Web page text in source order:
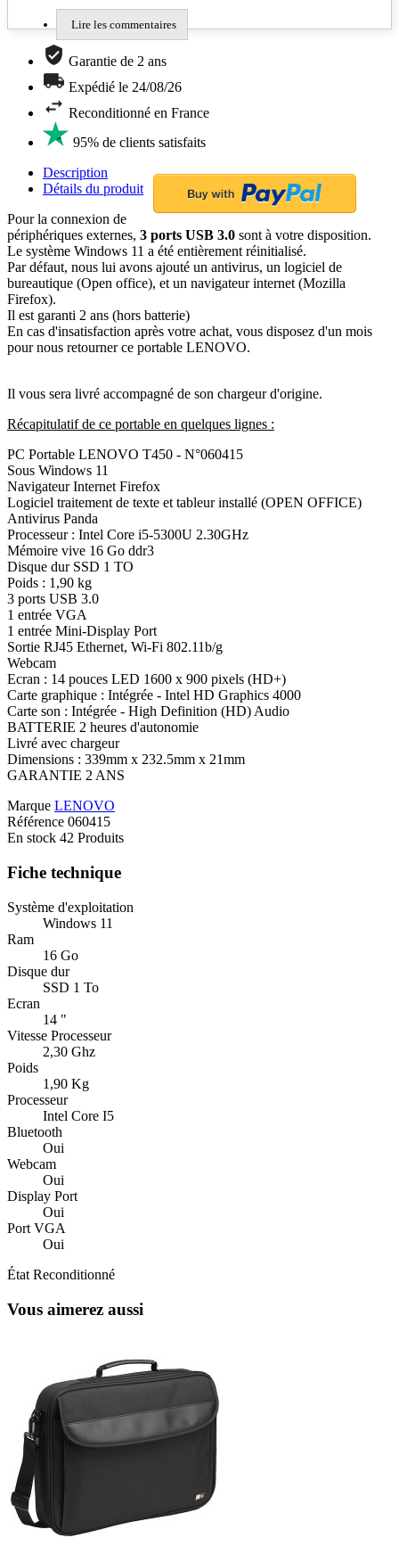
Lire les commentaires
Garantie de 2 ans
Expédié le 24/08/26
Reconditionné en France
95% de clients satisfaits
Description
Détails du produit
Pour la connexion de
périphériques externes, 3 ports USB 3.0 sont à votre disposition.
Le système Windows 11 a été entièrement réinitialisé.
Par défaut, nous lui avons ajouté un antivirus, un logiciel de
bureautique (Open office), et un navigateur internet (Mozilla
Firefox).
Il est garanti 2 ans (hors batterie)
En cas d'insatisfaction après votre achat, vous disposez d'un mois
pour nous retourner ce portable LENOVO.
Il vous sera livré accompagné de son chargeur d'origine.
Récapitulatif de ce portable en quelques lignes :
PC Portable LENOVO T450 - N°060415
Sous Windows 11
Navigateur Internet Firefox
Logiciel traitement de texte et tableur installé (OPEN OFFICE)
Antivirus Panda
Processeur : Intel Core i5-5300U 2.30GHz
Mémoire vive 16 Go ddr3
Disque dur SSD 1 TO
Poids : 1,90 kg
3 ports USB 3.0
1 entrée VGA
1 entrée Mini-Display Port
Sortie RJ45 Ethernet, Wi-Fi 802.11b/g
Webcam
Ecran : 14 pouces LED 1600 x 900 pixels (HD+)
Carte graphique : Intégrée - Intel HD Graphics 4000
Carte son : Intégrée - High Definition (HD) Audio
BATTERIE 2 heures d'autonomie
Livré avec chargeur
Dimensions : 339mm x 232.5mm x 21mm
GARANTIE 2 ANS
Marque LENOVO
Référence 060415
En stock 42 Produits
Fiche technique
Système d'exploitation
Windows 11
Ram
16 Go
Disque dur
SSD 1 To
Ecran
14 "
Vitesse Processeur
2,30 Ghz
Poids
1,90 Kg
Processeur
Intel Core I5
Bluetooth
Oui
Webcam
Oui
Display Port
Oui
Port VGA
Oui
État Reconditionné
Vous aimerez aussi